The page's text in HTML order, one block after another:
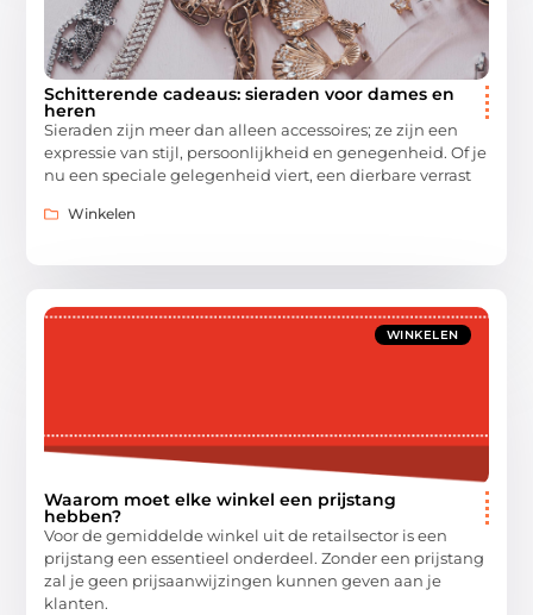
Schitterende cadeaus: sieraden voor dames en
heren
Sieraden zijn meer dan alleen accessoires; ze zijn een
expressie van stijl, persoonlijkheid en genegenheid. Of je
nu een speciale gelegenheid viert, een dierbare verrast
Winkelen
WINKELEN
Waarom moet elke winkel een prijstang
hebben?
Voor de gemiddelde winkel uit de retailsector is een
prijstang een essentieel onderdeel. Zonder een prijstang
zal je geen prijsaanwijzingen kunnen geven aan je
klanten.